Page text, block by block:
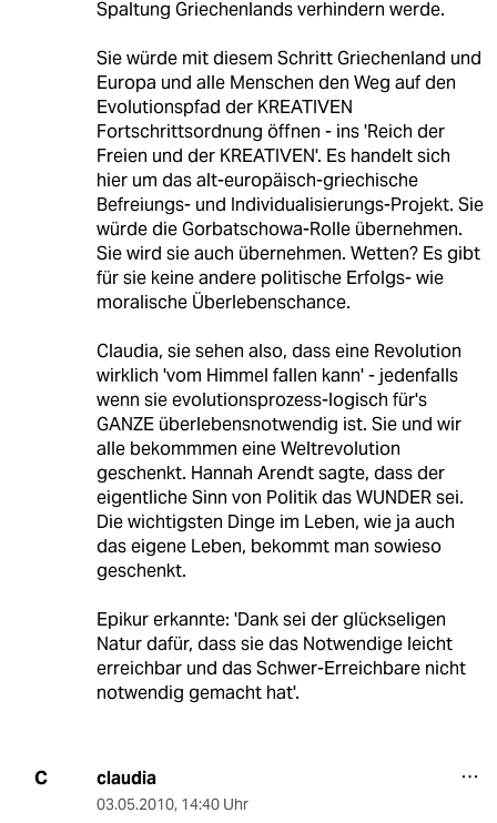
Spaltung Griechenlands verhindern werde.
Sie würde mit diesem Schritt Griechenland und
Europa und alle Menschen den Weg auf den
Evolutionspfad der KREATIVEN
Fortschrittsordnung öffnen - ins 'Reich der
Freien und der KREATIVEN'. Es handelt sich
hier um das alt-europäisch-griechische
Befreiungs- und Individualisierungs-Projekt. Sie
würde die Gorbatschowa-Rolle übernehmen.
Sie wird sie auch übernehmen. Wetten? Es gibt
für sie keine andere politische Erfolgs- wie
moralische Überlebenschance.
Claudia, sie sehen also, dass eine Revolution
wirklich 'vom Himmel fallen kann' - jedenfalls
wenn sie evolutionsprozess-logisch für's
GANZE überlebensnotwendig ist. Sie und wir
alle bekommmen eine Weltrevolution
geschenkt. Hannah Arendt sagte, dass der
eigentliche Sinn von Politik das WUNDER sei.
Die wichtigsten Dinge im Leben, wie ja auch
das eigene Leben, bekommt man sowieso
geschenkt.
Epikur erkannte: 'Dank sei der glückseligen
Natur dafür, dass sie das Notwendige leicht
erreichbar und das Schwer-Erreichbare nicht
notwendig gemacht hat'.
C claudia
03.05.2010, 14:40 Uhr